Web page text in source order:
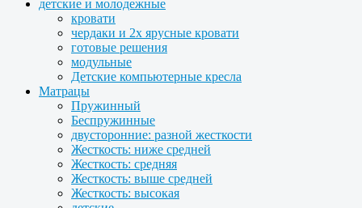
детские и молодежные
кровати
чердаки и 2х ярусные кровати
готовые решения
модульные
Детские компьютерные кресла
Матрацы
Пружинный
Беспружинные
двусторонние: разной жесткости
Жесткость: ниже средней
Жесткость: средняя
Жесткость: выше средней
Жесткость: высокая